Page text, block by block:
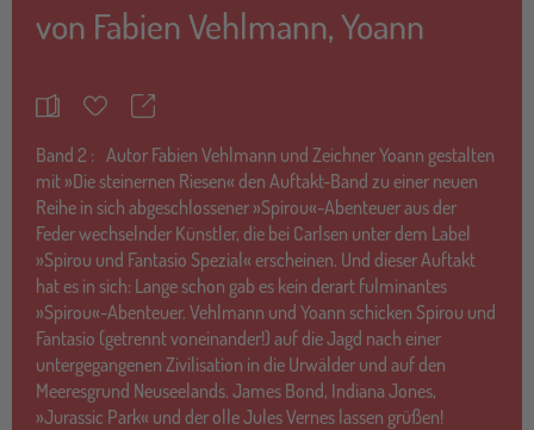
von Fabien Vehlmann,Yoann
MerkzettelTeilen
Band 2 : Autor Fabien Vehlmann und Zeichner Yoann gestalten
mit »Die steinernen Riesen« den Auftakt-Band zu einer neuen
Reihe in sich abgeschlossener »Spirou«-Abenteuer aus der
Feder wechselnder Künstler, die bei Carlsen unter dem Label
»Spirou und Fantasio Spezial« erscheinen. Und dieser Auftakt
hat es in sich: Lange schon gab es kein derart fulminantes
»Spirou«-Abenteuer. Vehlmann und Yoann schicken Spirou und
Fantasio (getrennt voneinander!) auf die Jagd nach einer
untergegangenen Zivilisation in die Urwälder und auf den
Meeresgrund Neuseelands. James Bond, Indiana Jones,
»Jurassic Park« und der olle Jules Vernes lassen grüßen!